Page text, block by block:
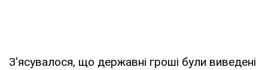
З'ясувалося, що державні гроші були виведені